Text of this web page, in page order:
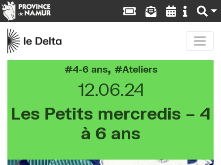
4-6 ans, Ateliers
12.06.24
Les Petits mercredis – 4
à 6 ans